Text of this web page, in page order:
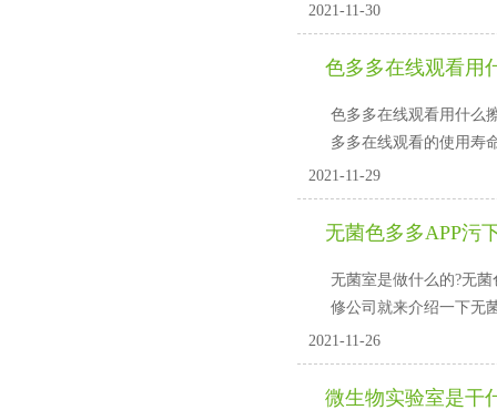
2021-11-30
色多多在线观看用
色多多在线观看用什么
多多在线观看的使用寿命
2021-11-29
无菌色多多APP污
无菌室是做什么的?无菌
修公司就来介绍一下无菌
2021-11-26
微生物实验室是干